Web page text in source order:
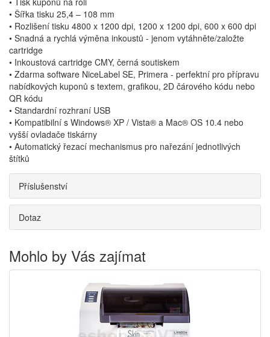
• Šířka tisku 25,4 – 108 mm
• Rozlišení tisku 4800 x 1200 dpi, 1200 x 1200 dpi, 600 x 600 dpi
• Snadná a rychlá výměna inkoustů - jenom vytáhněte/založte
cartridge
• Inkoustová cartridge CMY, černá soutiskem
• Zdarma software NiceLabel SE, Primera - perfektní pro přípravu
nabídkových kuponů s textem, grafikou, 2D čárového kódu nebo
QR kódu
• Standardní rozhraní USB
• Kompatibilní s Windows® XP / Vista® a Mac® OS 10.4 nebo
vyšší ovladače tiskárny
• Automatický řezací mechanismus pro nařezání jednotlivých
štítků
Příslušenství
Dotaz
Mohlo by Vás zajímat